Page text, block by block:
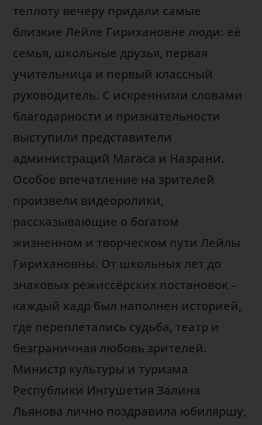
теплоту вечеру придали самые
близкие Лейле Гирихановне люди: её
семья, школьные друзья, первая
учительница и первый классный
руководитель. С искренними словами
благодарности и признательности
выступили представители
администраций Магаса и Назрани.
Особое впечатление на зрителей
произвели видеоролики,
рассказывающие о богатом
жизненном и творческом пути Лейлы
Гирихановны. От школьных лет до
знаковых режиссёрских постановок –
каждый кадр был наполнен историей,
где переплетались судьба, театр и
безграничная любовь зрителей.
Министр культуры и туризма
Республики Ингушетия Залина
Льянова лично поздравила юбиляршу,